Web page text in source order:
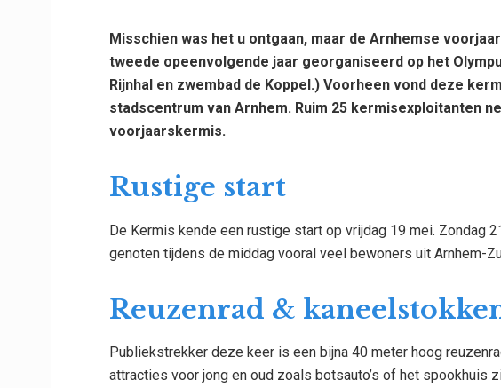
Misschien was het u ontgaan, maar de Arnhemse
tweede opeenvolgende jaar georganiseerd op het
Rijnhal en zwembad de Koppel.) Voorheen vond deze
stadscentrum van Arnhem. Ruim 25 kermisexploitanten
voorjaarskermis.
Rustige start
De Kermis kende een rustige start op vrijdag 19 mei. Zondag
genoten tijdens de middag vooral veel bewoners uit Arnhem-
Reuzenrad &
Publiekstrekker deze keer is een bijna 40 meter hoog
attracties voor jong en oud zoals botsauto’s of het spookhuis